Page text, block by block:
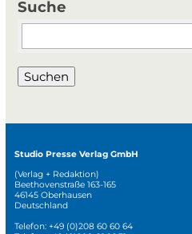
Suche
Suchbegriffe
Suchen
Studio Presse Verlag GmbH
(Verlag + Redaktion)
Beethovenstraße 163-165
46145 Oberhausen
Deutschland
Telefon: +49 (0)208 60 60 64